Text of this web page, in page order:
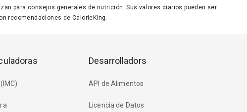
para consejos generales de nutrición. Sus valores diarios pueden ser
recomendaciones de CalorieKing.
Desarrolladors
API de Alimentos
Licencia de Datos